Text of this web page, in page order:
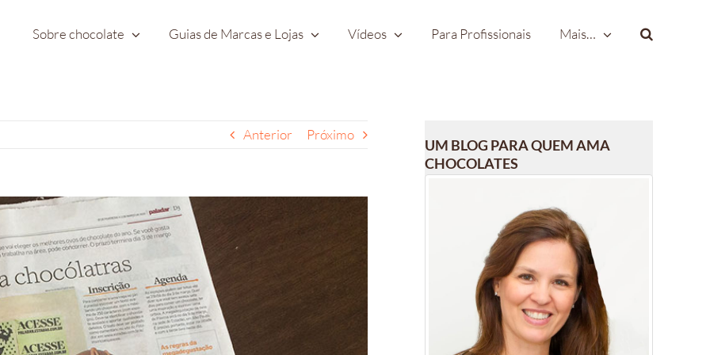
Sobre chocolate Guias de Marcas e Lojas Vídeos Para Profissionais Mais…
Anterior Próximo
UM BLOG PARA QUEM AMA
CHOCOLATES